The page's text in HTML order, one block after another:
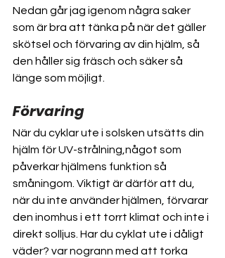
Nedan går jag igenom några saker
som är bra att tänka på när det gäller
skötsel och förvaring av din hjälm, så
den håller sig fräsch och säker så
länge som möjligt.
Förvaring
När du cyklar ute i solsken utsätts din
hjälm för UV-strålning,något som
påverkar hjälmens funktion så
småningom. Viktigt är därför att du,
när du inte använder hjälmen, förvarar
den inomhus i ett torrt klimat och inte i
direkt solljus. Har du cyklat ute i dåligt
väder? var nogrann med att torka